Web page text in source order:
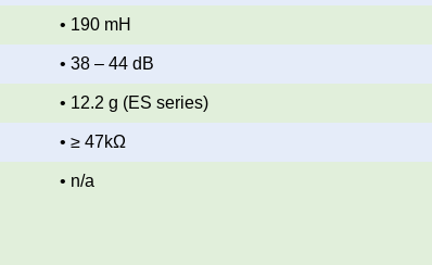
• 190 mH
• 38 – 44 dB
• 12.2 g (ES series)
• ≥ 47kΩ
• n/a